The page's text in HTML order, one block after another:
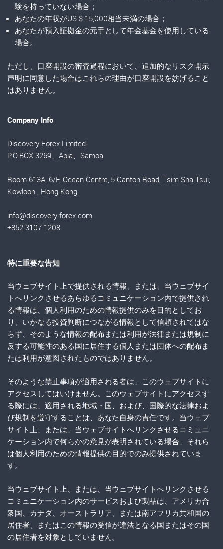
験を持っていない場合；
あなたの年収がUS $ 15,000相当未満の場合；
あなたが預入証拠金の元手として年金基金を使用している
場合。
ただし、口座開設の審査過程において、追加的なリスク開示
声明に同意した場合はこれらの理由が口座開設を妨げること
はありません。
Company Info
Discovery Forex Limited
P.O.BOX 3269、Apia、Samoa
Room 613A, 6/F, Ocean Centre, 5 Canton Road, Tsim Sha Tsui,
Kowloon , Hong Kong
info@discovery-forex.com
+852-3107-1208
特に重要な告知
当ウェブサイト上で提供される情報、または、当ウェブサイ
トへリンクさせるあらゆるコミュニケーション内で提供され
る情報は、個人利用のための情報提供のみを目的としてお
り、いかなる投資判断につながる情報として信頼されてはな
らず、そのような情報の配布または利用が法律または規制に
反する可能性のある国に居住する個人または団体への配布ま
たは利用が意図されたものではありません。
そのような禁止事項が適用される者は、このウェブサイトに
アクセスしてはいけません。このウェブサイトにアクセスす
る際には、適用される地域・国、および、国際的な法律およ
び規制を遵守することは、あなた自身の責任です。当ウェブ
サイト上、または、当ウェブサイトへリンクさせるコミュニ
ケーション内で何らかの意見が表明されている場合、それら
は個人利用のための情報提供の目的でのみ提供されていま
す。
当ウェブサイト上、または、当ウェブサイトへリンクさせる
コミュニケーション内のサービスおよび製品は、アメリカ合
衆国、カナダ、オーストラリア、または南アフリカ共和国の
居住者、またはこの情報の受信が違法となる国またはその国
の居住者を対象としていません。